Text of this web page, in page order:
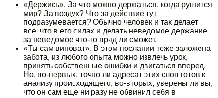
«Держись». За что можно держаться, когда рушится
мир? За воздух? Что за действие тут
подразумевается? Обычно человек и так делает
все, что в его силах и делать неведомое держание
за неведомое что-то вряд ли сможет.
«Ты сам виноват». В этом послании тоже заложена
забота, из любого опыта можно извлечь урок,
принять собственные ошибки и двигаться вперед.
Но, во-первых, точно ли адресат этих слов готов к
анализу происходящего; во-вторых, уверены ли вы,
что он сам еще ни разу не обвинил себя в